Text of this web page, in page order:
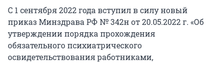
С 1 сентября 2022 года вступил в силу новый
приказ Минздрава РФ № 342н от 20.05.2022 г. «Об
утверждении порядка прохождения
обязательного психиатрического
освидетельствования работниками,